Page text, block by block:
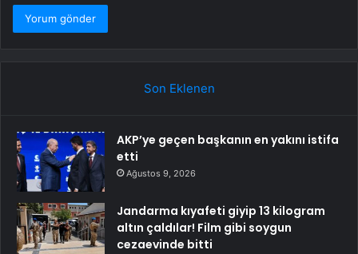
Son Eklenen
AKP’ye geçen başkanın en yakını istifa
etti
Ağustos 9, 2026
Jandarma kıyafeti giyip 13 kilogram
altın çaldılar! Film gibi soygun
cezaevinde bitti